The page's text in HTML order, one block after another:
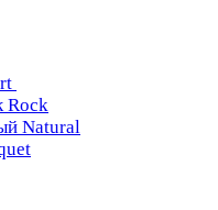
Rock
Natural